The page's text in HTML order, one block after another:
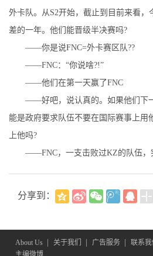
外卡队。从S2开始，截止到目前来看
差的一年。他们能晋级半决赛吗?
——你是说FNC=外卡赛区队??
——FNC：“你说啥?!”
——他们在第一天赢了FNC
——好吧，说认真的。如果他们下一
能是政府要求队伍不要在国际赛事上用
上他吗?
——FNC，一支击败过KZ的队伍，突
分享到：
About Us 关于我们 广告服务 联系我
主编微博